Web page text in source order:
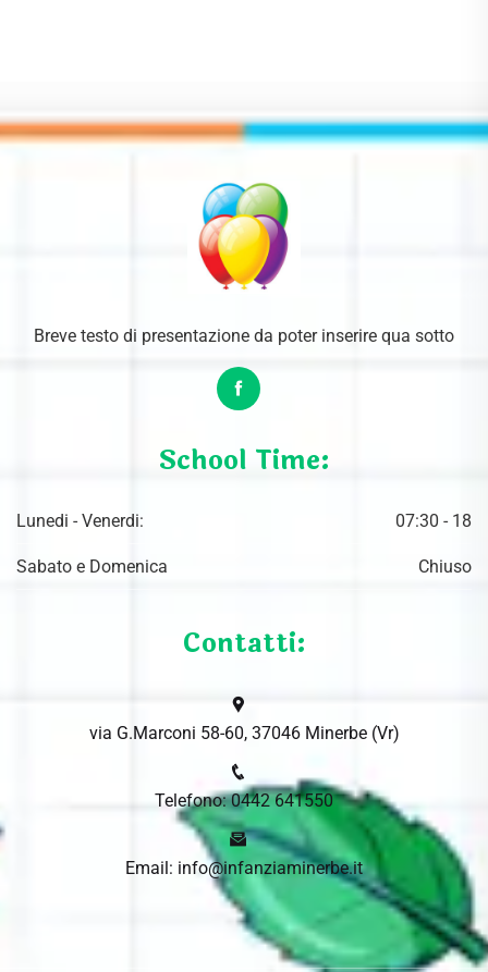
Breve testo di presentazione da poter inserire qua sotto
School Time:
Lunedi - Venerdi: 07:30 - 18
Sabato e Domenica Chiuso
Contatti:
via G.Marconi 58-60, 37046 Minerbe (Vr)
Telefono: 0442 641550
Email: info@infanziaminerbe.it